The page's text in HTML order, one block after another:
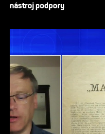
nástroj podpory